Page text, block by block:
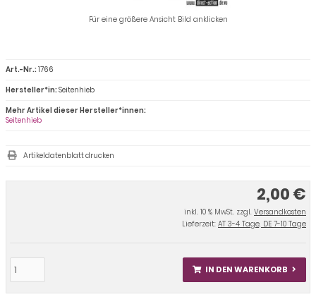
Für eine größere Ansicht Bild anklicken
2,00 €
inkl. 10 % MwSt. zzgl. Versandkosten
Lieferzeit: AT 3-4 Tage, DE 7-10 Tage
IN DEN WARENKORB
Art.-Nr.:1766
Hersteller*in:Seitenhieb
Mehr Artikel dieser Hersteller*innen:
Seitenhieb
Artikeldatenblatt drucken